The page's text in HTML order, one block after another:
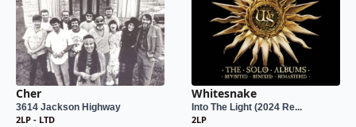
Cher
3614 Jackson Highway
2LP - LTD
Whitesnake
Into The Light (2024 Re...
2LP